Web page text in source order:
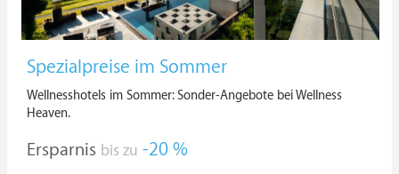
Spezialpreise im Sommer
Wellnesshotels im Sommer: Sonder-Angebote bei Wellness
Heaven.
Ersparnis bis zu -20 %